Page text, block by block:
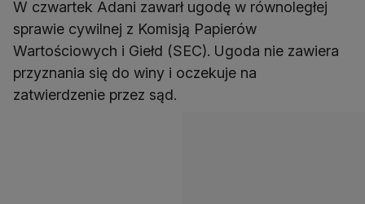
W czwartek Adani zawarł ugodę w równoległej
sprawie cywilnej z Komisją Papierów
Wartościowych i Giełd (SEC). Ugoda nie zawiera
przyznania się do winy i oczekuje na
zatwierdzenie przez sąd.